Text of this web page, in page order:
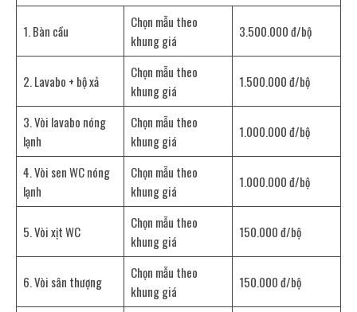
1. Bàn cầu
Chọn mẫu theo
khung giá
3.500.000 đ/bộ
2. Lavabo + bộ xả
Chọn mẫu theo
khung giá
1.500.000 đ/bộ
3. Vòi lavabo nóng
lạnh
Chọn mẫu theo
khung giá
1.000.000 đ/bộ
4. Vòi sen WC nóng
lạnh
Chọn mẫu theo
khung giá
1.000.000 đ/bộ
5. Vòi xịt WC
Chọn mẫu theo
khung giá
150.000 đ/bộ
6. Vòi sân thượng
Chọn mẫu theo
khung giá
150.000 đ/bộ